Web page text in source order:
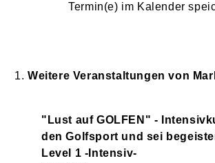
Termin(e) im Kalender
Weitere Veranstaltungen von
"Lust auf GOLFEN" -
den Golfsport und sei
Level 1 -Intensiv-